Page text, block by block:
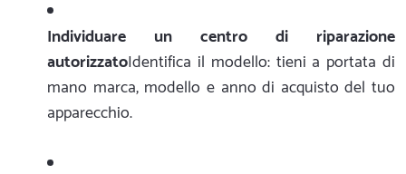
Individuare un centro di riparazione
autorizzatoIdentifica il modello: tieni a portata di
mano marca, modello e anno di acquisto del tuo
apparecchio.